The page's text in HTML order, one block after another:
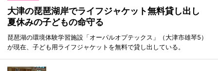
大津の琵琶湖岸でライフジャケット無料貸し出し
夏休みの子どもの命守る
琵琶湖の環境体験学習施設「オーパルオプテックス」（大津市雄琴5）
が現在、子ども用ライフジャケットを無料で貸し出している。